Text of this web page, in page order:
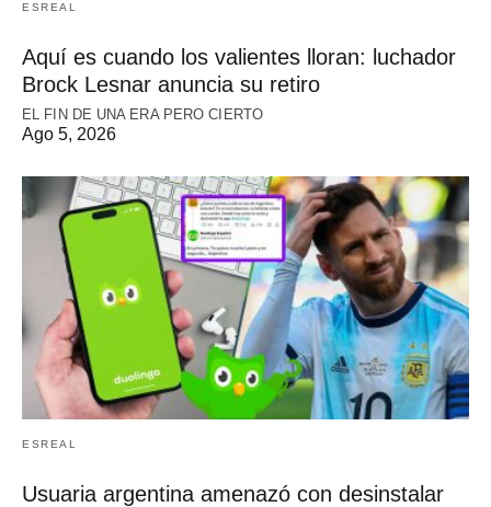
ESREAL
Aquí es cuando los valientes lloran: luchador
Brock Lesnar anuncia su retiro
EL FIN DE UNA ERA PERO CIERTO
Ago 5, 2026
ESREAL
Usuaria argentina amenazó con desinstalar